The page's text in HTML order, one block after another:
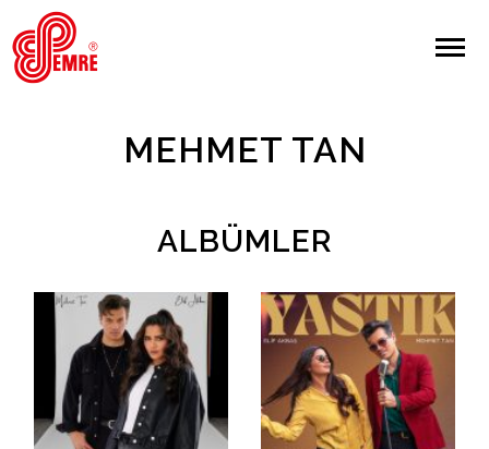
EMRE PLAK
Giriş Yap/Kayıt Ol
Anasayfa
Hakkımızda
Sanatçılar
MEHMET TAN
ALBÜMLER